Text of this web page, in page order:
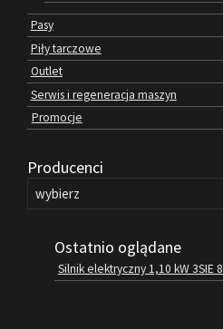
Pasy
Piły tarczowe
Outlet
Serwis i regeneracja maszyn
Promocje
Producenci
Ostatnio oglądane
Silnik elektryczny 1,10 kW 3SIE